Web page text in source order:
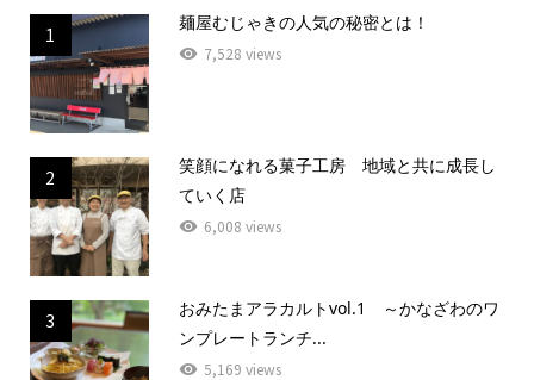
1
麺屋むじゃきの人気の秘密とは！
7,528 views
2
笑顔になれる菓子工房 地域と共に成長し
ていく店
6,008 views
3
おみたまアラカルトvol.1 ～かなざわのワ
ンプレートランチ...
5,169 views